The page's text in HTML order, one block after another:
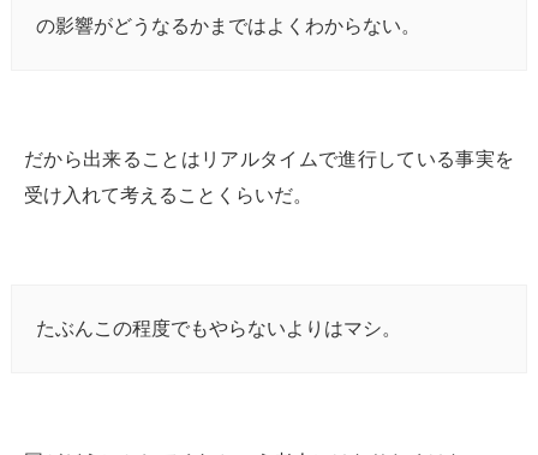
の影響がどうなるかまではよくわからない。
だから出来ることはリアルタイムで進行している事実を
受け入れて考えることくらいだ。
たぶんこの程度でもやらないよりはマシ。